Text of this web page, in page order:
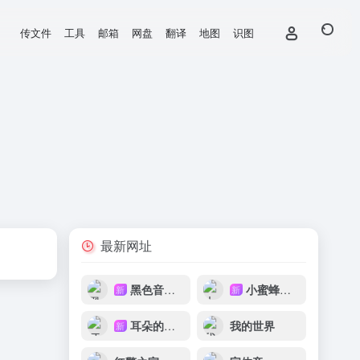
传文件 工具 邮箱 网盘 翻译 地图 识图
最新网址
新 黑色音频DJ 新 小蜜蜂音乐网
新 耳朵的主人 我的世界